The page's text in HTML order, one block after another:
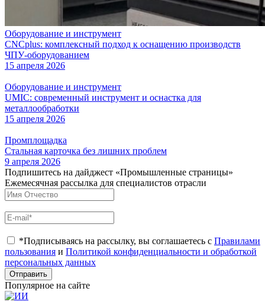
Оборудование и инструмент
CNCplus: комплексный подход к оснащению производств
ЧПУ-оборудованием
15 апреля 2026
Оборудование и инструмент
UMIC: современный инструмент и оснастка для
металлообработки
15 апреля 2026
Промплощадка
Стальная карточка без лишних проблем
9 апреля 2026
Подпишитесь на дайджест «Промышленные страницы»
Ежемесячная рассылка для специалистов отрасли
*Подписываясь на рассылку, вы соглашаетесь с Правилами
пользования и Политикой конфиденциальности и обработкой
персональных данных
Отправить
Популярное на сайте